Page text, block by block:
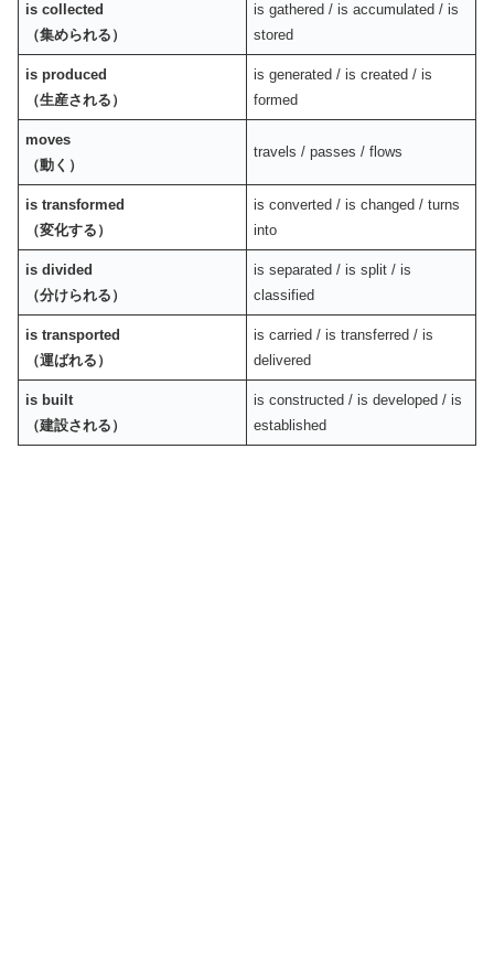
is collected
（集められる）
is gathered / is accumulated / is
stored
is produced
（生産される）
is generated / is created / is
formed
moves
（動く）
travels / passes / flows
is transformed
（変化する）
is converted / is changed / turns
into
is divided
（分けられる）
is separated / is split / is
classified
is transported
（運ばれる）
is carried / is transferred / is
delivered
is built
（建設される）
is constructed / is developed / is
established